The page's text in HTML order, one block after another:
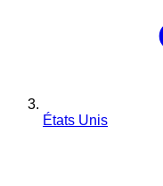
États Unis